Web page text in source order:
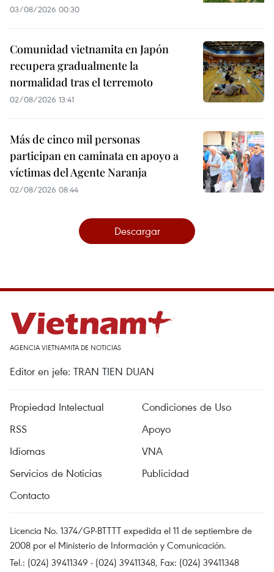
03/08/2026 00:30
Comunidad vietnamita en Japón
recupera gradualmente la
normalidad tras el terremoto
02/08/2026 13:41
Más de cinco mil personas
participan en caminata en apoyo a
víctimas del Agente Naranja
02/08/2026 08:44
Descargar
AGENCIA VIETNAMITA DE NOTICIAS
Editor en jefe: TRAN TIEN DUAN
Propiedad Intelectual
Condiciones de Uso
RSS
Apoyo
Idiomas
VNA
Servicios de Noticias
Publicidad
Contacto
Licencia No. 1374/GP-BTTTT expedida el 11 de septiembre de
2008 por el Ministerio de Información y Comunicación.
Tel.: (024) 39411349 - (024) 39411348, Fax: (024) 39411348